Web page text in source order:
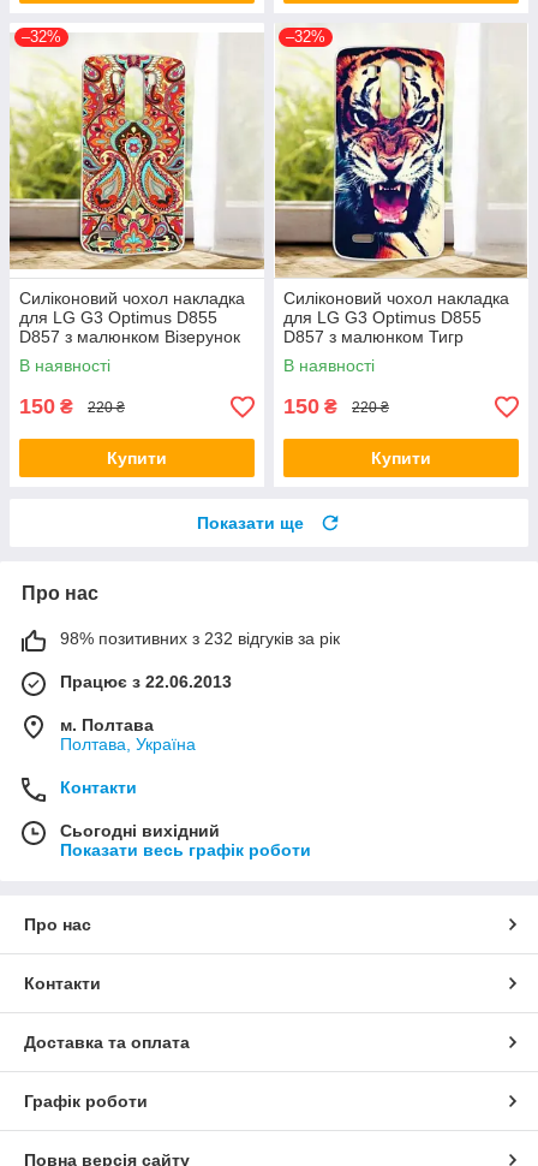
–32%
Силіконовий чохол накладка
для LG G3 Optimus D855
D857 з малюнком Візерунок
В наявності
150 ₴ 220 ₴
Купити
–32%
Силіконовий чохол накладка
для LG G3 Optimus D855
D857 з малюнком Тигр
В наявності
150 ₴ 220 ₴
Купити
Показати ще
Про нас
98% позитивних з 232 відгуків за рік
Працює з 22.06.2013
м. Полтава
Полтава, Україна
Контакти
Сьогодні вихідний
Показати весь графік роботи
Про нас
Контакти
Доставка та оплата
Графік роботи
Повна версія сайту